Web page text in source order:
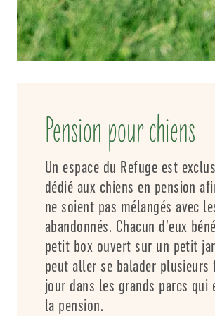
Pension pour chiens
Un espace du Refuge est
dédié aux chiens en pension
ne soient pas mélangés avec
abandonnés. Chacun d’eux
petit box ouvert sur un petit
peut aller se balader plusieurs
jour dans les grands parcs qui
la pension.